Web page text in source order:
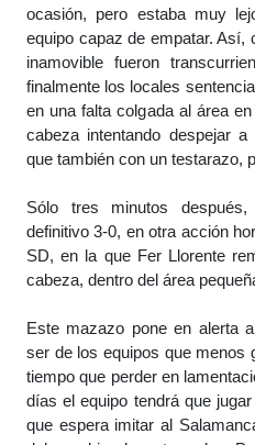
ocasión, pero estaba muy
equipo capaz de empatar. Así,
inamovible fueron
finalmente los locales
en una falta colgada al área
cabeza intentando despejar
que también con un testarazo,
Sólo tres minutos
definitivo 3-0, en otra acción
SD, en la que Fer Llorente
cabeza, dentro del área
Este mazazo pone en alerta
ser de los equipos que menos
tiempo que perder en
días el equipo tendrá que
que espera imitar al